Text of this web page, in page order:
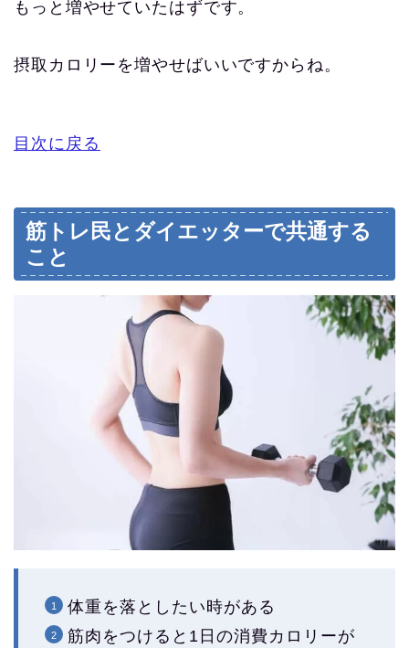
もっと増やせていたはずです。
摂取カロリーを増やせばいいですからね。
目次に戻る
筋トレ民とダイエッターで共通する
こと
体重を落としたい時がある
筋肉をつけると1日の消費カロリーが